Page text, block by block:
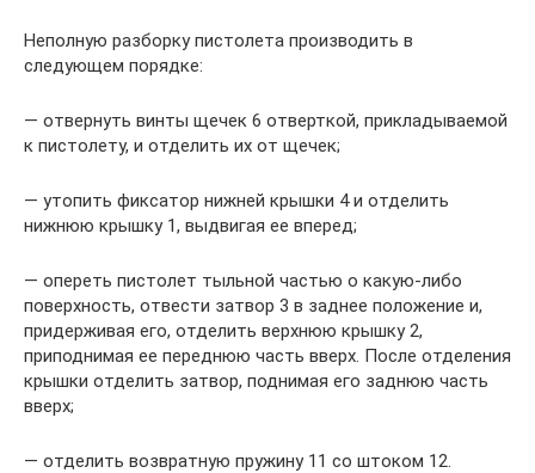
Неполную разборку пистолета производить в
следующем порядке:
— отвернуть винты щечек 6 отверткой, прикладываемой
к пистолету, и отделить их от щечек;
— утопить фиксатор нижней крышки 4 и отделить
нижнюю крышку 1, выдвигая ее вперед;
— опереть пистолет тыльной частью о какую-либо
поверхность, отвести затвор 3 в заднее положение и,
придерживая его, отделить верхнюю крышку 2,
приподнимая ее переднюю часть вверх. После отделения
крышки отделить затвор, поднимая его заднюю часть
вверх;
— отделить возвратную пружину 11 со штоком 12.